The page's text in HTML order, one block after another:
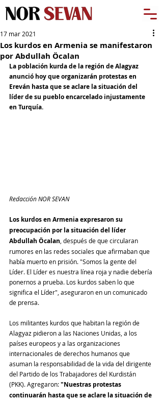
Los kurdos en Armenia se manifestaron
por Abdullah Öcalan
17 mar 2021
La población kurda de la región de Alagyaz
anunció hoy que organizarán protestas en
Ereván hasta que se aclare la situación del
líder de su pueblo encarcelado injustamente
en Turquía.
Redacción NOR SEVAN
Los kurdos en Armenia expresaron su
preocupación por la situación del líder
Abdullah Öcalan, después de que circularan
rumores en las redes sociales que afirmaban que
había muerto en prisión. "Somos la gente del
Líder. El Líder es nuestra línea roja y nadie debería
ponernos a prueba. Los kurdos saben lo que
significa el Líder", aseguraron en un comunicado
de prensa.
Los militantes kurdos que habitan la región de
Alagyaz pidieron a las Naciones Unidas, a los
países europeos y a las organizaciones
internacionales de derechos humanos que
asuman la responsabilidad de la vida del dirigente
del Partido de los Trabajadores del Kurdistán
(PKK). Agregaron: "Nuestras protestas
continuarán hasta que se aclare la situación de